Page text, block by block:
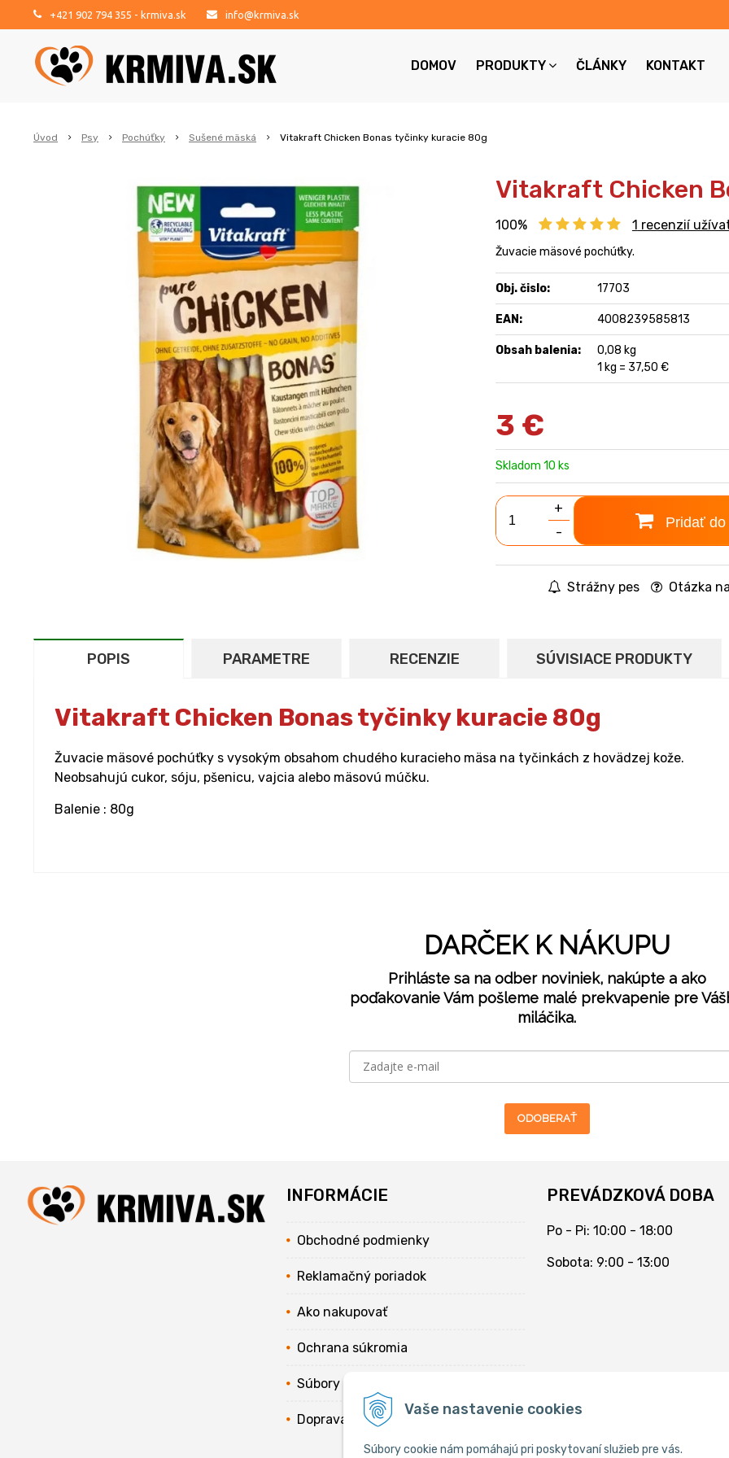
Vaše nastavenie cookies
Súbory cookie nám pomáhajú pri poskytovaní služieb pre vás.
+421 902 794 355 - krmiva.sk info@krmiva.sk
DOMOV PRODUKTY ČLÁNKY KONTAKT
Úvod Psy Pochúťky Sušené mäská Vitakraft Chicken Bonas tyčinky kuracie 80g
Vitakraft Chicken
100% 1 recenzií
Žuvacie mäsové pochúťky.
Obj. čislo: 17703
EAN: 4008239585813
Obsah balenia:
0,08 kg
1 kg = 37,50 €
3 €
Skladom 10 ks
+
-
Pridať
Strážny pes Otázka
POPIS PARAMETRE RECENZIE SÚVISIACE PRODUKTY
Vitakraft Chicken Bonas tyčinky kuracie 80g
Žuvacie mäsové pochúťky s vysokým obsahom chudého kuracieho mäsa na tyčinkách z hovädzej kože.
Neobsahujú cukor, sóju, pšenicu, vajcia alebo mäsovú múčku.
Balenie : 80g
DARČEK K NÁKUPU
Prihláste sa na odber noviniek, nakúpte a ako
poďakovanie Vám pošleme malé prekvapenie pre
miláčika.
ODOBERAŤ
INFORMÁCIE
Obchodné podmienky
Reklamačný poriadok
Ako nakupovať
Ochrana súkromia
Súbory cookies
Doprava
PREVÁDZKOVÁ DOBA
Po - Pi: 10:00 - 18:00
Sobota: 9:00 - 13:00